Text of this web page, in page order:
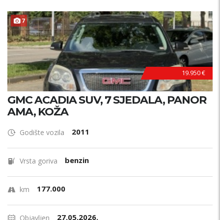
PRETRAŽI
7 ODLIČAN !
19.950 €
GMC ACADIA SUV, 7 SJEDALA, PANOR
AMA, KOŽA
Godište vozila 2011
Vrsta goriva benzin
km 177.000
Objavljen 27.05.2026.